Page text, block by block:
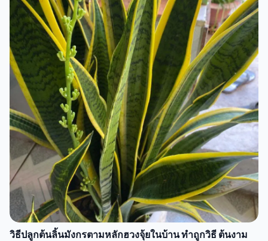
วิธีปลูกต้นลิ้นมังกรตามหลักฮวงจุ้ยในบ้าน ทำถูกวิธี ต้นงาม